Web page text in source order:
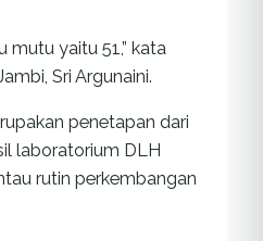
mutu yaitu 51,” kata
Sri Argunaini.
penetapan dari
laboratorium DLH
rutin perkembangan